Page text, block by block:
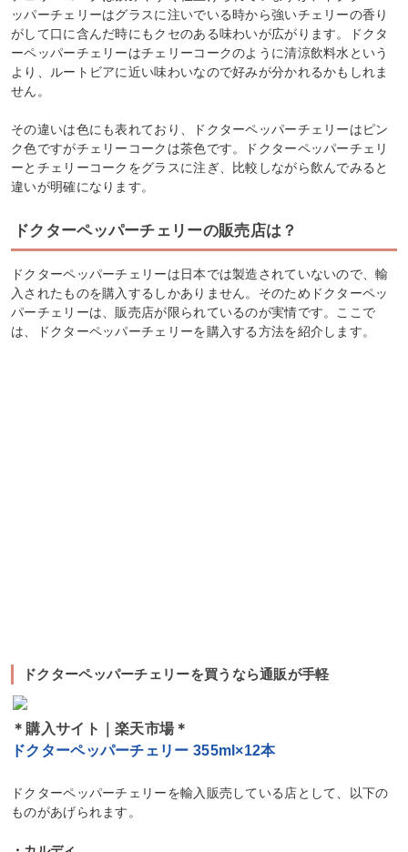
ッパーチェリーはグラスに注いでいる時から強いチェリーの香り
がして口に含んだ時にもクセのある味わいが広がります。ドクタ
ーペッパーチェリーはチェリーコークのように清涼飲料水という
より、ルートビアに近い味わいなので好みが分かれるかもしれま
せん。
その違いは色にも表れており、ドクターペッパーチェリーはピン
ク色ですがチェリーコークは茶色です。ドクターペッパーチェリ
ーとチェリーコークをグラスに注ぎ、比較しながら飲んでみると
違いが明確になります。
ドクターペッパーチェリーの販売店は？
ドクターペッパーチェリーは日本では製造されていないので、輸
入されたものを購入するしかありません。そのためドクターペッ
パーチェリーは、販売店が限られているのが実情です。ここで
は、ドクターペッパーチェリーを購入する方法を紹介します。
ドクターペッパーチェリーを買うなら通販が手軽
＊購入サイト｜楽天市場＊
ドクターペッパーチェリー 355ml×12本
ドクターペッパーチェリーを輸入販売している店として、以下の
ものがあげられます。